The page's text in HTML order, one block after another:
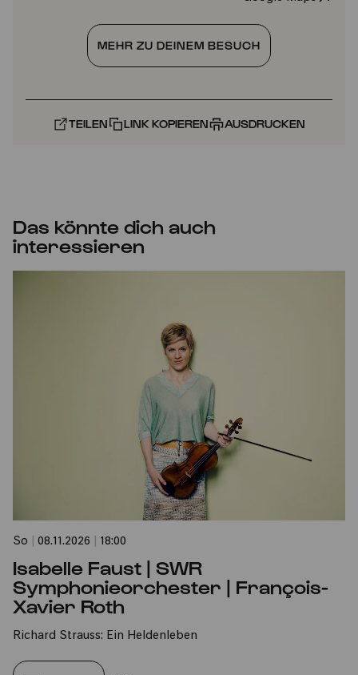
MEHR ZU DEINEM BESUCH
TEILEN LINK KOPIEREN AUSDRUCKEN
Das könnte dich auch
interessieren
So 08.11.2026 18:00
Isabelle Faust | SWR
Symphonieorchester | François-
Xavier Roth
Richard Strauss: Ein Heldenleben